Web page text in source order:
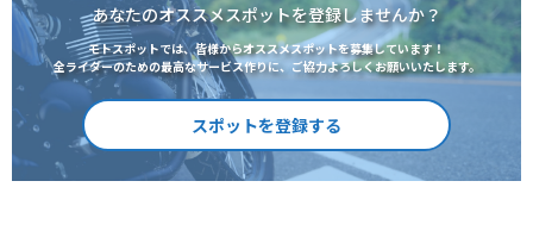
あなたのオススメスポットを登録しませんか？
モトスポットでは、皆様からオススメスポットを募集しています！
全ライダーのための最高なサービス作りに、ご協力よろしくお願いいたします。
スポットを登録する